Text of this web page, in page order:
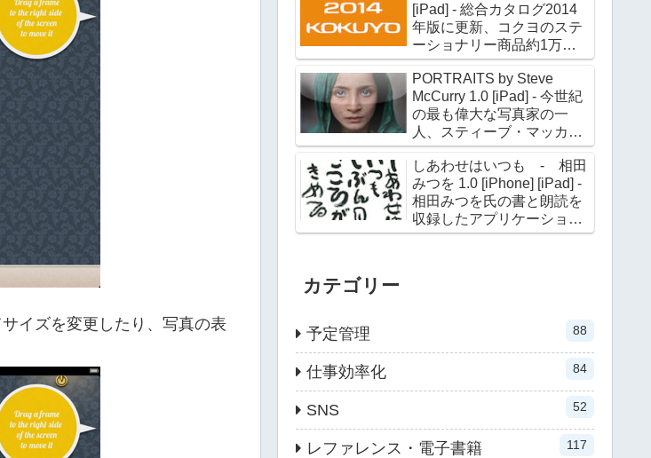
イズを変更したり、写真の表
[iPad] - 総合カタログ2014
年版に更新、コクヨのステ
ーショナリー商品約1万点
の情報を収録
PORTRAITS by Steve
McCurry 1.0 [iPad] - 今世紀
の最も偉大な写真家の一
人、スティーブ・マッカリ
ー氏のポートレイト作品約
180点を収録
しあわせはいつも - 相田
みつを 1.0 [iPhone] [iPad] -
相田みつを氏の書と朗読を
収録したアプリケーション
第二弾
カテゴリー
予定管理 88
仕事効率化 84
SNS 52
レファレンス・電子書籍 117